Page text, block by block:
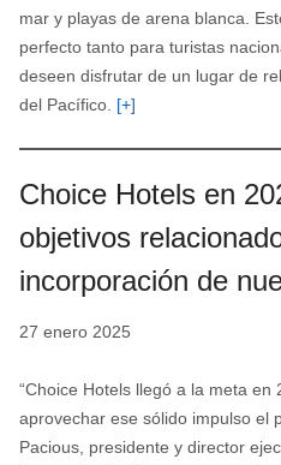
mar y playas de arena blanca.
perfecto tanto para turistas
deseen disfrutar de un lugar de
del Pacífico. [+]
Choice Hotels en
objetivos
incorporación de
27 enero 2025
“Choice Hotels llegó a la meta en
aprovechar ese sólido impulso el
Pacious, presidente y director